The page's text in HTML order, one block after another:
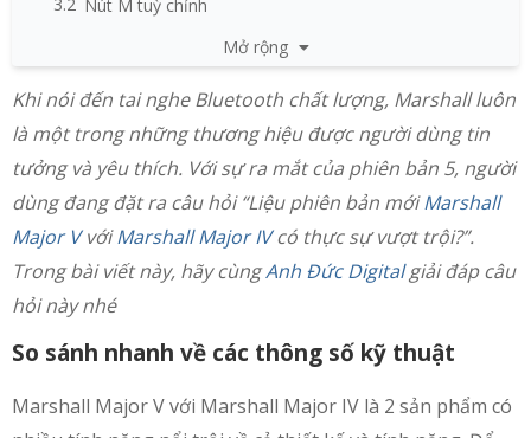
3.2 Nút M tuỳ chỉnh
Tính năng Bluetooth LE Audio
3.4 Có đệm cải tiến trong thiết kế tai nghe
4 Nên mua tai nghe Marshall Major V hay Marshall
5 Mua tai nghe Marshall Major V vàvới Marshall Major IV
chính hãng ở đâu?
Mở rộng
Khi nói đến tai nghe Bluetooth chất lượng, Marshall luôn
là một trong những thương hiệu được người dùng tin
tưởng và yêu thích. Với sự ra mắt của phiên bản 5, người
dùng đang đặt ra câu hỏi “Liệu phiên bản mớiMarshall
Major VvớiMarshall Major IVcó thực sự vượt trội?”.
Trong bài viết này, hãy cùngAnh Đức Digitalgiải đáp câu
hỏi này nhé
So sánh nhanh về các thông số kỹ thuật
Marshall Major V với Marshall Major IV là 2 sản phẩm có